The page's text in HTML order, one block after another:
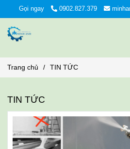
Gọi ngay 0902.827.379
Trang chủ / TIN TỨC
TIN TỨC